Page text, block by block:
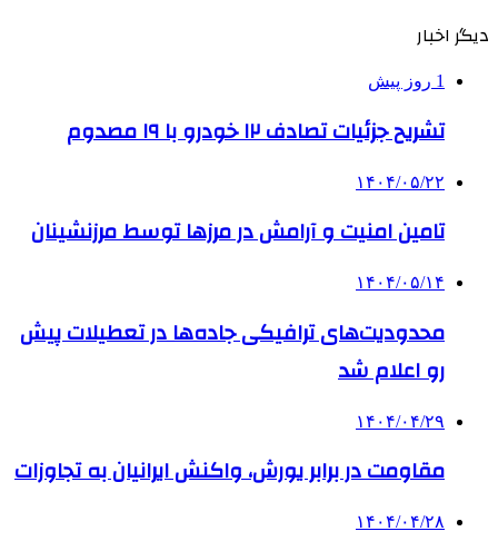
دیگر اخبار
1 روز پیش
تشریح جزئیات تصادف ۱۲ خودرو با ۱۹ مصدوم
۱۴۰۴/۰۵/۲۲
تامین امنیت و آرامش در مرزها توسط مرزنشینان
۱۴۰۴/۰۵/۱۴
محدودیت‌های ترافیکی جاده‌ها در تعطیلات پیش
رو اعلام شد
۱۴۰۴/۰۴/۲۹
مقاومت در برابر یورش، واکنش ایرانیان به تجاوزات
۱۴۰۴/۰۴/۲۸